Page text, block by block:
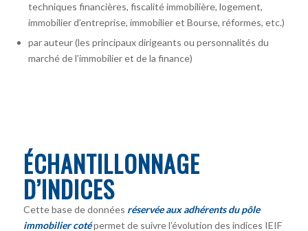
techniques financières, fiscalité immobilière, logement,
immobilier d’entreprise, immobilier et Bourse, réformes, etc.)
par auteur (les principaux dirigeants ou personnalités du
marché de l’immobilier et de la finance)
ÉCHANTILLONNAGE
D’INDICES
Cette base de données réservée aux adhérents du pôle
immobilier coté permet de suivre l’évolution des indices IEIF